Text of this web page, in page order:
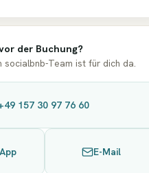
der Buchung?
socialbnb-Team ist für dich da.
157 30 97 76 60
E-Mail